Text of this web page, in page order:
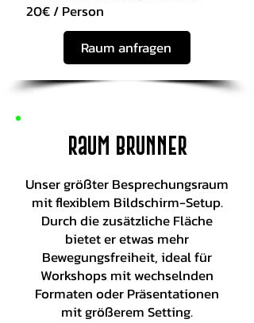
20€ / Person
Raum anfragen
Raum Brunner
Unser größter Besprechungsraum
mit flexiblem Bildschirm-Setup.
Durch die zusätzliche Fläche
bietet er etwas mehr
Bewegungsfreiheit, ideal für
Workshops mit wechselnden
Formaten oder Präsentationen
mit größerem Setting.